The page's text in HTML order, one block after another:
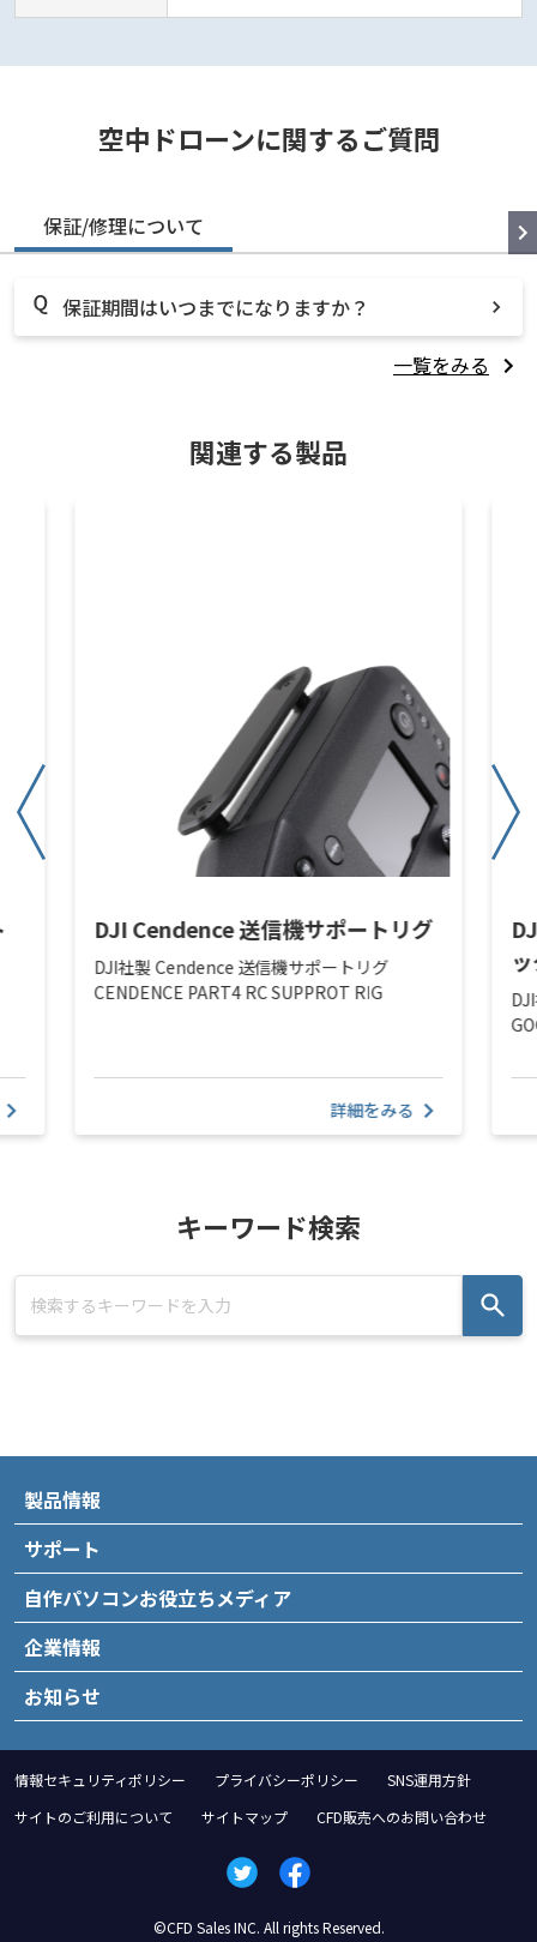
空中ドローンに関するご質問
保証/修理について
保証期間はいつまでになりますか？
一覧をみる
関連する製品
DJI Cendence 送信機サポートリグ
DJI社製 Cendence 送信機サポートリグ
CENDENCE PART4 RC SUPPROT RIG
詳細をみる
キーワード検索
製品情報
サポート
自作パソコンお役立ちメディア
企業情報
お知らせ
情報セキュリティポリシー プライバシーポリシー
SNS運用方針
サイトのご利用について
サイトマップ CFD販売へのお問い合わせ
©CFD Sales INC. All rights Reserved.